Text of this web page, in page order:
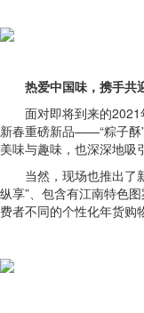
热爱中国味，携手共
面对即将到来的
新春重磅新品——“粽子酥
美味与趣味，也深深地吸
当然，现场也推出了
纵享”、包含有江南特色
费者不同的个性化年货购